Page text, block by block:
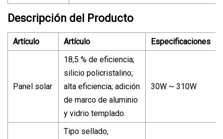
Descripción del Producto
Artículo Artículo Especificaciones
Panel solar
18,5 % de eficiencia;
silicio policristalino;
alta eficiencia; adición
de marco de aluminio
y vidrio templado.
30W ~ 310W
Tipo sellado,